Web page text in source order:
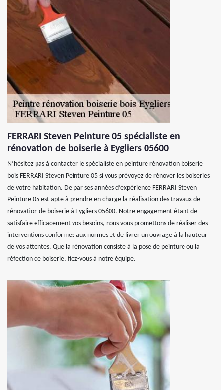
FERRARI Steven Peinture 05 spécialiste en
rénovation de boiserie à Eygliers 05600
N’hésitez pas à contacter le spécialiste en peinture rénovation boiserie
bois FERRARI Steven Peinture 05 si vous prévoyez de rénover les boiseries
de votre habitation. De par ses années d’expérience FERRARI Steven
Peinture 05 est apte à prendre en charge la réalisation des travaux de
rénovation de boiserie à Eygliers 05600. Notre engagement étant de
satisfaire efficacement vos besoins, nous vous promettons de réaliser des
interventions conformes aux normes et de livrer un ouvrage à la hauteur
de vos attentes. Que la rénovation consiste à la pose de peinture ou la
réfection de boiserie, fiez-vous à notre équipe.